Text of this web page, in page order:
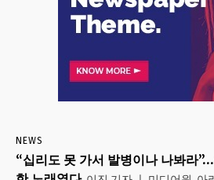
NEWS
“십리도 못 가서 발병이나 나봐라